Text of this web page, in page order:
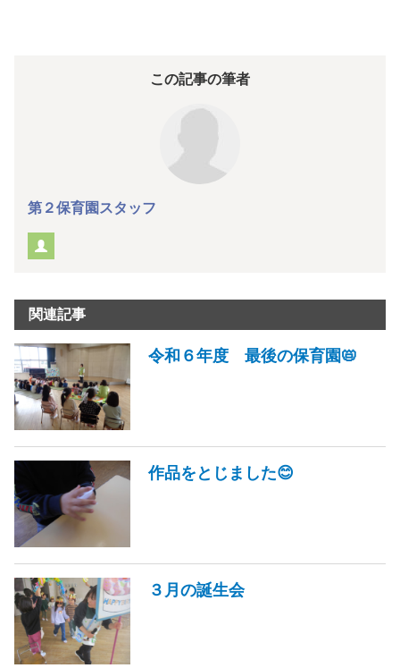
この記事の筆者
第２保育園スタッフ
関連記事
令和６年度 最後の保育園📛
作品をとじました😊
３月の誕生会